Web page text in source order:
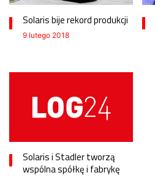
Solaris bije rekord produkcji
9 lutego 2018
Solaris i Stadler tworzą
wspólna spółkę i fabrykę